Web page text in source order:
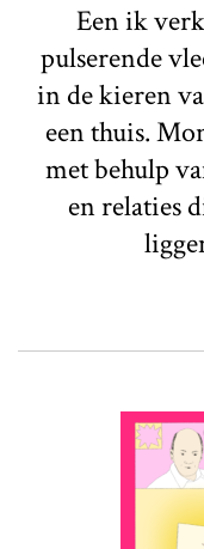
Een ik
pulserende
in de kieren
een thuis.
met behulp
en relaties